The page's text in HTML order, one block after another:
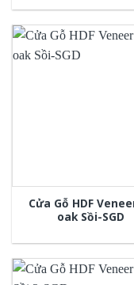
Cửa Gỗ HDF
oak Sồi-SGD